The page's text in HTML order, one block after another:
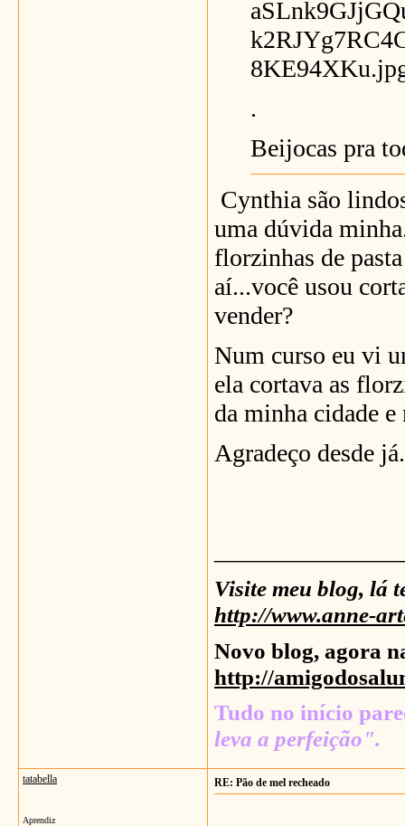
.
Beijocas pra
Cynthia são
uma dúvida
florzinhas de
aí...você usou
vender?
Num curso eu vi
ela cortava as
da minha cidade e
Agradeço desde já.
Visite meu blog, lá
http://www.anne-
Novo blog, agora
http://
Tudo no início
leva a perfeição".
tatabella
Aprendiz
RE: Pão de mel recheado